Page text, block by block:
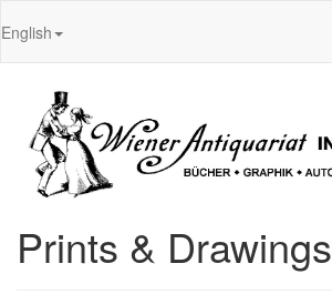
English
Prints & Drawings